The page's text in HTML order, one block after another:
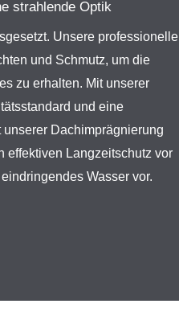
strahlende Optik
Unsere professionelle
und Schmutz, um die
zu erhalten. Mit unserer
und eine
Dachimprägnierung
effektiven Langzeitschutz vor
Wasser vor.